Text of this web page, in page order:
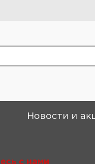
Новости и
с нами